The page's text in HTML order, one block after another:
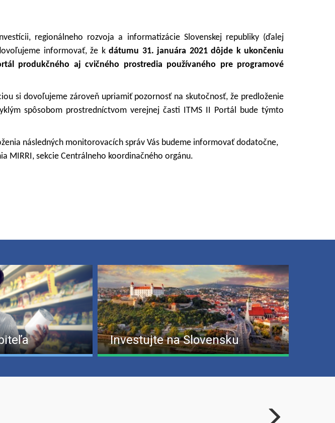
regionálneho rozvoja a informatizácie Slovenskej republiky (ďalej
informovať, že k dátumu 31. januára 2021 dôjde k ukončeniu
produkčného aj cvičného prostredia používaného pre programové
si dovoľujeme zároveň upriamiť pozornosť na skutočnosť, že predloženie
spôsobom prostredníctvom verejnej časti ITMS II Portál bude týmto
následných monitorovacích správ Vás budeme informovať dodatočne,
MIRRI, sekcie Centrálneho koordinačného orgánu.
Investujte na Slovensku